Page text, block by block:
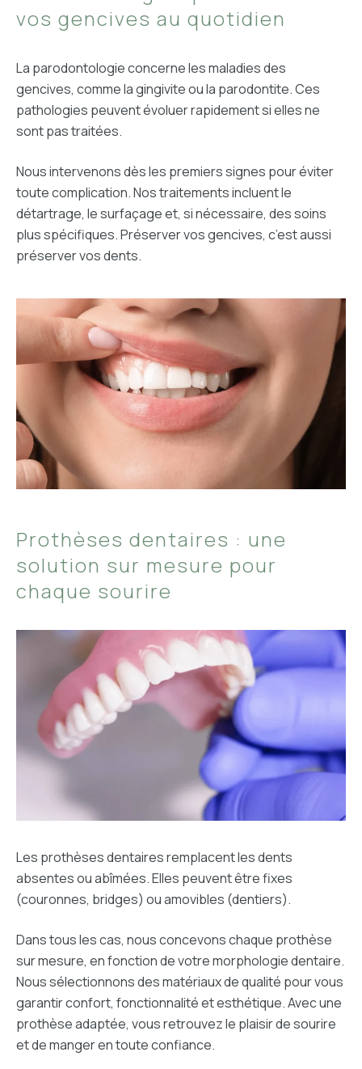
vos gencives au quotidien
La parodontologie concerne les maladies des
gencives, comme la gingivite ou la parodontite. Ces
pathologies peuvent évoluer rapidement si elles ne
sont pas traitées.
Nous intervenons dès les premiers signes pour éviter
toute complication. Nos traitements incluent le
détartrage, le surfaçage et, si nécessaire, des soins
plus spécifiques. Préserver vos gencives, c’est aussi
préserver vos dents.
Prothèses dentaires : une
solution sur mesure pour
chaque sourire
Les prothèses dentaires remplacent les dents
absentes ou abîmées. Elles peuvent être fixes
(couronnes, bridges) ou amovibles (dentiers).
Dans tous les cas, nous concevons chaque prothèse
sur mesure, en fonction de votre morphologie dentaire.
Nous sélectionnons des matériaux de qualité pour vous
garantir confort, fonctionnalité et esthétique. Avec une
prothèse adaptée, vous retrouvez le plaisir de sourire
et de manger en toute confiance.